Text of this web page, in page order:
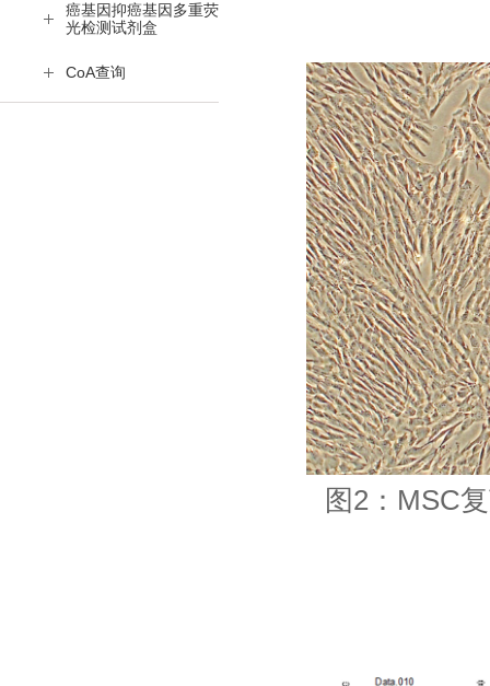
癌基因抑癌基因多重荧
光检测试剂盒
CoA查询
图2：MSC